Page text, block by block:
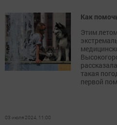
Как
Этим
такая
первой
03 июля 2024, 11:00